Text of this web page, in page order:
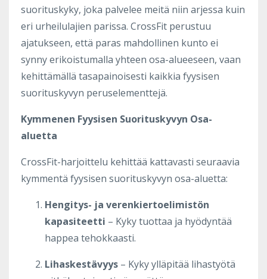
suorituskyky, joka palvelee meitä niin arjessa kuin
eri urheilulajien parissa. CrossFit perustuu
ajatukseen, että paras mahdollinen kunto ei
synny erikoistumalla yhteen osa-alueeseen, vaan
kehittämällä tasapainoisesti kaikkia fyysisen
suorituskyvyn peruselementtejä.
Kymmenen Fyysisen Suorituskyvyn Osa-
aluetta
CrossFit-harjoittelu kehittää kattavasti seuraavia
kymmentä fyysisen suorituskyvyn osa-aluetta:
Hengitys- ja verenkiertoelimistön
kapasiteetti – Kyky tuottaa ja hyödyntää
happea tehokkaasti.
Lihaskestävyys – Kyky ylläpitää lihastyötä